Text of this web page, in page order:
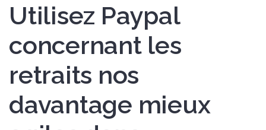
Utilisez Paypal
concernant les
retraits nos
davantage mieux